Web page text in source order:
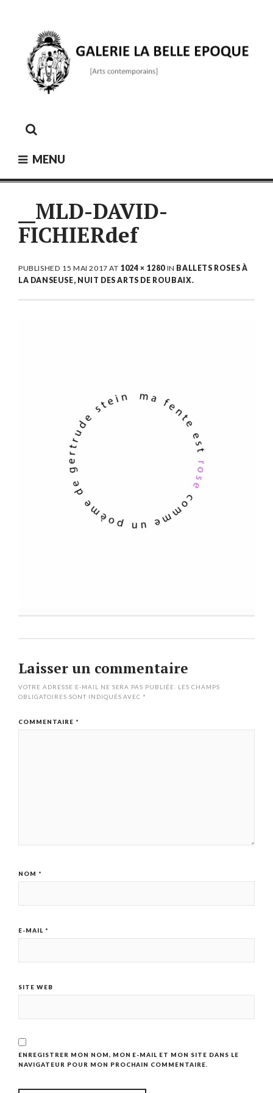
MENU
__MLD-DAVID-
FICHIERdef
PUBLISHED 15 MAI 2017 AT 1024 × 1280IN BALLETS ROSES À
LA DANSEUSE, NUIT DES ARTS DE ROUBAIX.
Laisser un commentaire
VOTRE ADRESSE E-MAIL NE SERA PAS PUBLIÉE.
LES CHAMPS
OBLIGATOIRES SONT INDIQUÉS AVEC *
COMMENTAIRE *
NOM *
E-MAIL *
SITE WEB
ENREGISTRER MON NOM, MON E-MAIL ET MON SITE DANS LE
NAVIGATEUR POUR MON PROCHAIN COMMENTAIRE.